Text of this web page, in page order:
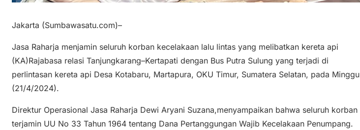
Jakarta (Sumbawasatu.com)–
Jasa Raharja menjamin seluruh korban kecelakaan lalu lintas yang melibatkan kereta api
(KA)Rajabasa relasi Tanjungkarang–Kertapati dengan Bus Putra Sulung yang terjadi di
perlintasan kereta api Desa Kotabaru, Martapura, OKU Timur, Sumatera Selatan, pada Minggu
(21/4/2024).
Direktur Operasional Jasa Raharja Dewi Aryani Suzana,menyampaikan bahwa seluruh korban
terjamin UU No 33 Tahun 1964 tentang Dana Pertanggungan Wajib Kecelakaan Penumpang.